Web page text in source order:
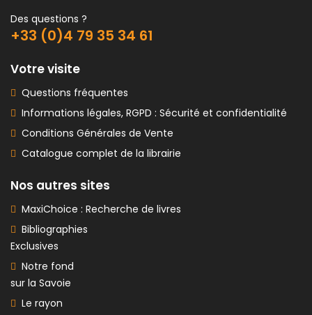
Des questions ?
+33 (0)4 79 35 34 61
Votre visite
Questions fréquentes
Informations légales, RGPD : Sécurité et confidentialité
Conditions Générales de Vente
Catalogue complet de la librairie
Nos autres sites
MaxiChoice : Recherche de livres
Bibliographies
Exclusives
Notre fond
sur la Savoie
Le rayon